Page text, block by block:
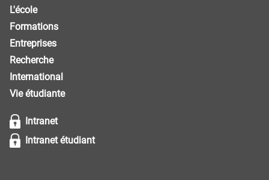
L'école
Formations
Entreprises
Recherche
International
Vie étudiante
Intranet
Intranet étudiant